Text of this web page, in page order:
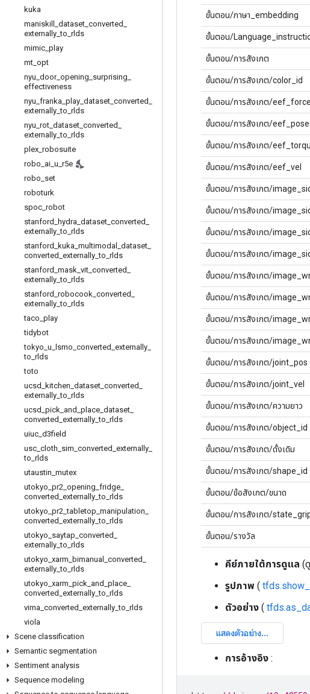
kuka
maniskill
dataset converted
externally _to rlds
mimic play
mt opt
nyu door_ opening surprising
effectiveness
nyu franka play dataset converted
externally _to rlds
nyu rot dataset converted
externally _to rlds
plex robosuite
robo ai u r5e
robo set
roboturk
spoc robot
stanford
hydra dataset converted
externally _to rlds
stanford
kuka multimodal dataset
converted externally _to rlds
stanford mask vit converted
externally _to rlds
stanford robocook converted
externally _to rlds
taco play
tidybot
tokyo u lsmo converted externally
to rlds
toto
ucsd
kitchen dataset converted
externally _to rlds
ucsd pick and place dataset
converted externally _to rlds
uiuc d3field
usc cloth sim converted externally
to rlds
utaustin mutex
utokyo pr2 opening fridge
converted externally _to rlds
utokyo pr2 _tabletop manipulation
converted externally _to rlds
utokyo saytap converted
externally _to rlds
utokyo xarm bimanual converted
externally _to rlds
utokyo xarm pick and place
converted externally _to rlds
vima converted externally _to rlds
viola
Scene classification
Semantic segmentation
Sentiment analysis
Sequence modeling
ขั้นตอน/ภาษา_embedding
ขั้นตอน/
ขั้นตอน/การสังเกต
ขั้นตอน/การสังเกต/color_id
ขั้นตอน/การสังเกต/eef_force
ขั้นตอน/การสังเกต/eef_pose
ขั้นตอน/การสังเกต/
ขั้นตอน/การสังเกต/eef_vel
ขั้นตอน/การสังเกต/
ขั้นตอน/การสังเกต/
ขั้นตอน/การสังเกต/
ขั้นตอน/การสังเกต/
ขั้นตอน/การสังเกต/
ขั้นตอน/การสังเกต/
ขั้นตอน/การสังเกต/
ขั้นตอน/การสังเกต/
ขั้นตอน/การสังเกต/joint_pos
ขั้นตอน/การสังเกต/joint_vel
ขั้นตอน/การสังเกต/ความยาว
ขั้นตอน/การสังเกต/object_id
ขั้นตอน/การสังเกต/ดั้งเดิม
ขั้นตอน/การสังเกต/shape_id
ขั้นตอน/ข้อสังเกต/ขนาด
ขั้นตอน/การสังเกต/
ขั้นตอน/รางวัล
คีย์ภายใต้การดูแล (ดู
รูปภาพ (
ตัวอย่าง (
การอ้างอิง :